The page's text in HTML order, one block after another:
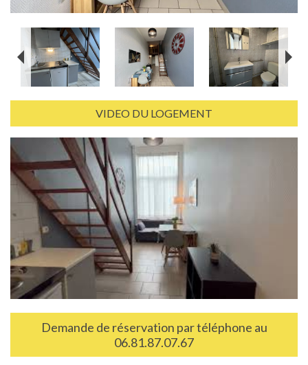
VIDEO DU LOGEMENT
Demande de réservation par téléphone au
06.81.87.07.67